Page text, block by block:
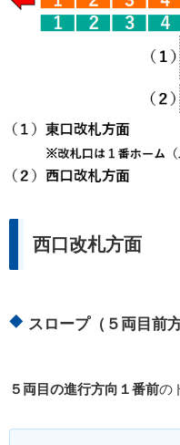
西口改札方面
スロープ（５両目前方
５両目の進行方向１番前の